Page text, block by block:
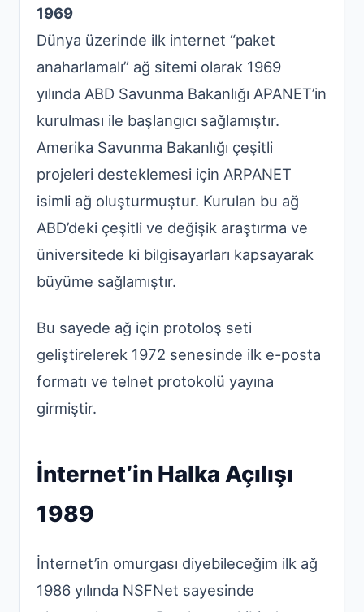
1969
Dünya üzerinde ilk internet “paket
anaharlamalı” ağ sitemi olarak 1969
yılında ABD Savunma Bakanlığı APANET’in
kurulması ile başlangıcı sağlamıştır.
Amerika Savunma Bakanlığı çeşitli
projeleri desteklemesi için ARPANET
isimli ağ oluşturmuştur. Kurulan bu ağ
ABD’deki çeşitli ve değişik araştırma ve
üniversitede ki bilgisayarları kapsayarak
büyüme sağlamıştır.
Bu sayede ağ için protoloş seti
geliştirelerek 1972 senesinde ilk e-posta
formatı ve telnet protokolü yayına
girmiştir.
İnternet’in Halka Açılışı
1989
İnternet’in omurgası diyebileceğim ilk ağ
1986 yılında NSFNet sayesinde